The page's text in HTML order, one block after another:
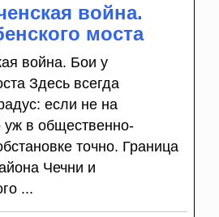
война.
моста
война. Бои у
Здесь всегда
если не на
уж в общественно-
точно. Граница
Чечни и
...